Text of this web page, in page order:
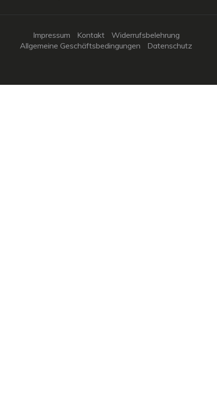
Impressum Kontakt
Widerrufsbelehrung
Allgemeine Geschäftsbedingungen
Datenschutz